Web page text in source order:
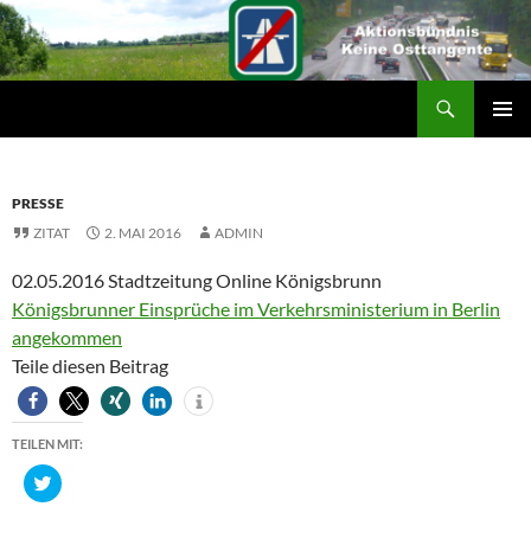
PRESSE
ZITAT
2. MAI 2016 ADMIN
02.05.2016 Stadtzeitung Online Königsbrunn
Königsbrunner Einsprüche im Verkehrsministerium in Berlin
angekommen
Teile diesen Beitrag
TEILEN MIT:
K
l